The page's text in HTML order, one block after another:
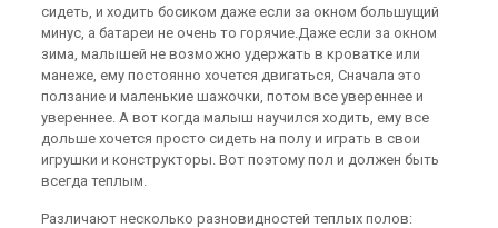
сидеть, и ходить босиком даже если за окном большущий
минус, а батареи не очень то горячие.Даже если за окном
зима, малышей не возможно удержать в кроватке или
манеже, ему постоянно хочется двигаться, Сначала это
ползание и маленькие шажочки, потом все увереннее и
увереннее. А вот когда малыш научился ходить, ему все
дольше хочется просто сидеть на полу и играть в свои
игрушки и конструкторы. Вот поэтому пол и должен быть
всегда теплым.
Различают несколько разновидностей теплых полов: